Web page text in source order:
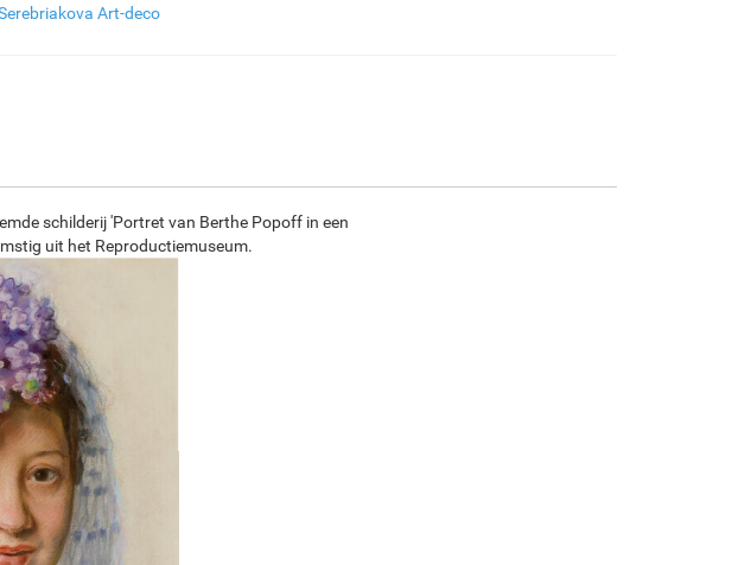
F2833-204
Art-deco
schilderij 'Portret van Berthe Popoff in een
uit het Reproductiemuseum.